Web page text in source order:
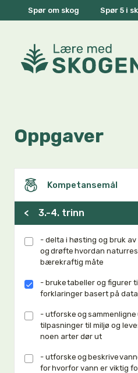
Spør om skog Spør 5 i
Oppgaver
Kompetansemål
< 3.-4. trinn
- delta i høsting og bruk
og drøfte hvordan
bærekraftig måte
- bruke tabeller og figurer
forklaringer basert på
- utforske og
tilpasninger til miljø og
noen arter dør ut
- utforske og beskrive
for hvorfor vann er viktig